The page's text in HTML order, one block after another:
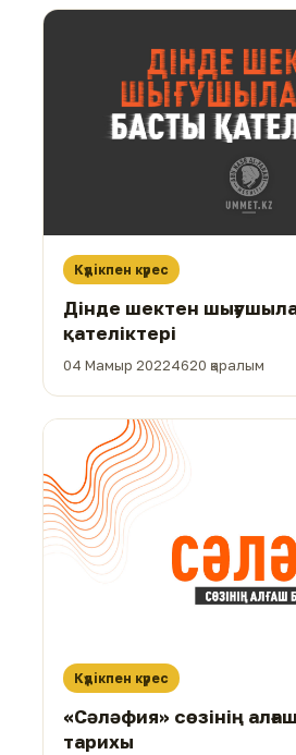
Күдікпен күрес
Дінде шектен
қателіктері
04 Мамыр 20224620 қаралым
Күдікпен күрес
«Сәләфия» сөзінің
тарихы